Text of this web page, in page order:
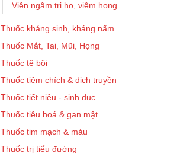
Viên ngậm trị ho, viêm họng
Thuốc kháng sinh, kháng nấm
Thuốc Mắt, Tai, Mũi, Họng
Thuốc tê bôi
Thuốc tiêm chích & dịch truyền
Thuốc tiết niệu - sinh dục
Thuốc tiêu hoá & gan mật
Thuốc tim mạch & máu
Thuốc trị tiểu đường